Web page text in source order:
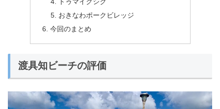
おきなわポークビレッジ
今回のまとめ
渡具知ビーチの評価